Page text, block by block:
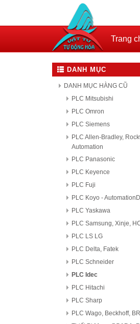
Trang
DANH MỤC
DANH MỤC HÀNG CŨ
PLC Mitsubishi
PLC Omron
PLC Siemens
PLC Allen-Bradley,
Automation
PLC Panasonic
PLC Keyence
PLC Fuji
PLC Koyo -
PLC Yaskawa
PLC Samsung, Xinje,
PLC LS LG
PLC Delta, Fatek
PLC Schneider
PLC Idec
PLC Hitachi
PLC Sharp
PLC Wago, Beckhoff,